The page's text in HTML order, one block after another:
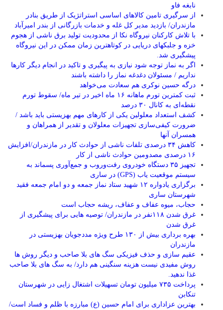
نابغه فاو
از سرگیری تامین کالاهای اساسی استراتژیک از طریق بنادر
مازندران/ بازدید مدیر کل غله و خدمات بازرگانی از بندر امیرآباد
با تلاش کارکنان نیروگاه نکا از محدودیت تولید برق ناشی از هجوم
خزه و جلبکهای دریایی در کوتاهترین زمان ممکن در این نیروگاه
پیشگیری شد.
اگر به نماز توجه شود نیازی به پیگیری و تاکید در انجام دیگر کارها
نداریم / مسئولان دغدغه نماز را داشته باشند
درگه حسین نوکری هم سعادت می‌خواهد
ثبت کمترین تورم ماهانه ۱۶ ماه اخیر در تیر ماه/ سقوط تورم
نقطه‌ای به کانال ۳۰ درصد
کشف استعداد معلولین یکی از کارهای مهم بهزیستی باید باشد /
ضرورت کیفی‌سازی تجهیزات معلولان و تقدیر از همراهان و
همسران آنها
کاهش ۳۴ درصدی تلفات ناشی از حوادث كار در مازندران/افزایش
۱۶ درصدی مصدومین حوادث ناشی از کار
تجهیز ۳۵ دستگاه خودروی رفت‌وروب و جمع‌آوری پسماند به
سیستم موقعیت یاب (GPS) در ساری
برگزاری یادواره ۱۲ شهید ستاد نماز جمعه و دو امام جمعه فقید
شهرستان ساری
حجاب، میوه عفاف و عفاف، ریشه حجاب است
غرق شدن ۱۱۸نفر در مازندران/ توصيه هايی برای پيشگيری از
غرق شدن
بهره برداری بیش از ۱۳۰ طرح ویژه مددجویان بهزیستی در
مازندران
عقیم سازی و حذف فیزیکی سگ های بلا صاحب و دیگر روش ها
روش مفیدی نیست هزینه سنگینی هم دارد/ به سگ های بلا صاحب
غذا ندهید.
پرداخت ۷۳۵ میلیون تومان تسهیلات اشتغال زایی در شهرستان
تنکابن
بهترین عزاداری برای امام حسین (ع) مبارزه با ظلم و فساد است/